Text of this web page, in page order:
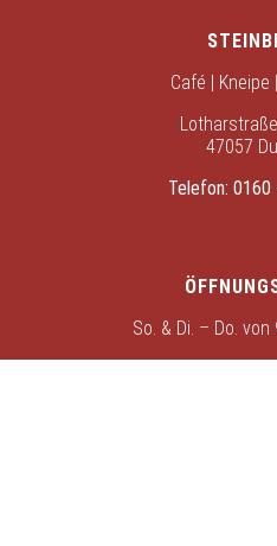
Café | Kneipe
47057
Telefon: 0160
So. & Di. – Do.